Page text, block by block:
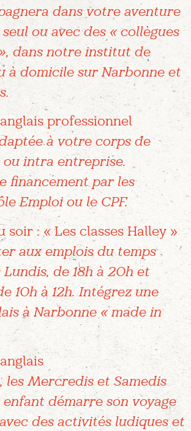
dans votre aventure
ou avec des « collègues
dans notre institut de
à domicile sur Narbonne et
professionnel
à votre corps de
intra entreprise.
financement par les
Emploi ou le CPF.
soir : « Les classes Halley »
aux emplois du temps
Lundis, de 18h à 20h et
10h à 12h. Intégrez une
à Narbonne « made in
les Mercredis et Samedis
démarre son voyage
des activités ludiques et